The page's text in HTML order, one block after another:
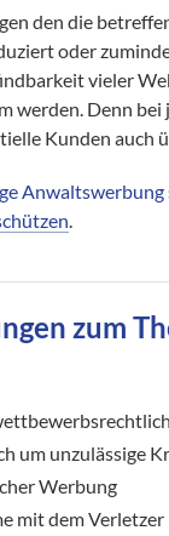
den die
oder
vieler
werden. Denn
Kunden auch
.
zum
um unzulässige
Werbung
mit dem Verletzer